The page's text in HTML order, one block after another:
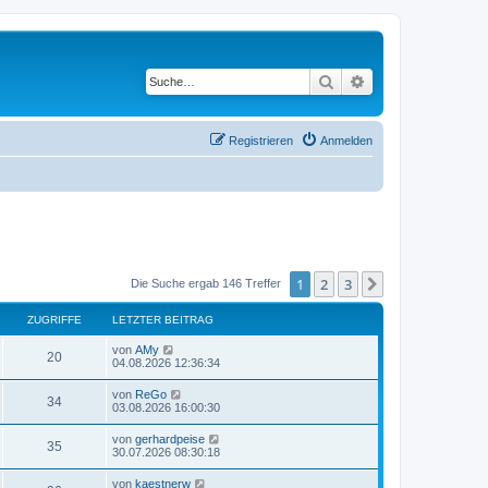
Suche
Anmelden
Registrieren
Die Suche ergab 146 Treffer 1 2 3
ZUGRIFFE LETZTER BEITRAG
20Z
u
i
L
e
t
e
r
B
e
i
t
von AMy
04.08.2026 12:36:34
34Z
u
L
e
t
e
r
B
von ReGo
03.08.2026 16:00:30
35
u
L
e
von gerhardpeise
30.07.2026 08:30:18
L
von kaestnerw